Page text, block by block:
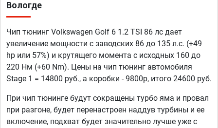
Вологде
Чип тюнинг Volkswagen Golf 6 1.2 TSI 86 лс дает
увеличение мощности с заводских 86 до 135 л.с. (+49
hp или 57%) и крутящего момента с исходных 160 до
220 Нм (+60 Nm). Цены на чип тюнинг автомобиля
Stage 1 = 14800 руб., а коробки - 9800р, итого 24600 руб.
При чип тюнинге будут сокращены турбо яма и провал
при разгоне, будет перенастроен наддув турбины и ее
включение, подхват будет значительно лучше уже с